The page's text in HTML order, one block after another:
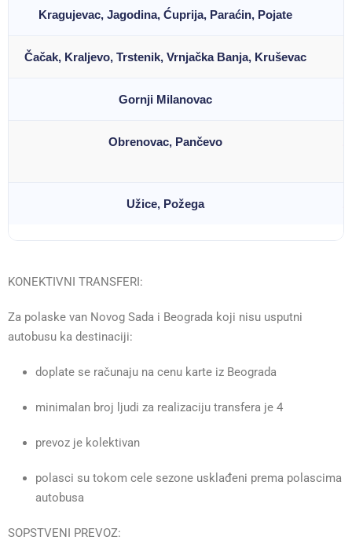
Kragujevac, Jagodina, Ćuprija, Paraćin, Pojate
Čačak, Kraljevo, Trstenik, Vrnjačka Banja, Kruševac
Gornji Milanovac
Obrenovac, Pančevo
Užice, Požega
KONEKTIVNI TRANSFERI:
Za polaske van Novog Sada i Beograda koji nisu usputni
autobusu ka destinaciji:
doplate se računaju na cenu karte iz Beograda
minimalan broj ljudi za realizaciju transfera je 4
prevoz je kolektivan
polasci su tokom cele sezone usklađeni prema polascima
autobusa
SOPSTVENI PREVOZ: